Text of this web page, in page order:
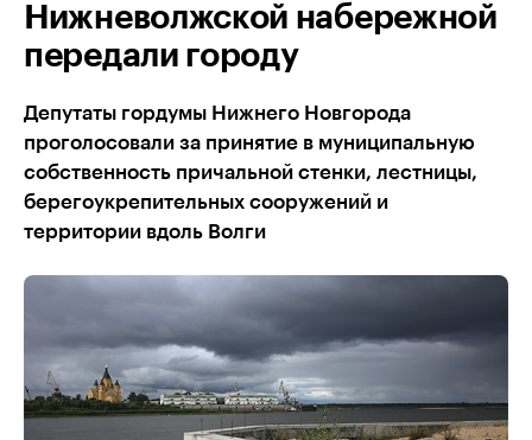
Нижневолжской набережной
передали городу
Депутаты гордумы Нижнего Новгорода
проголосовали за принятие в муниципальную
собственность причальной стенки, лестницы,
берегоукрепительных сооружений и
территории вдоль Волги